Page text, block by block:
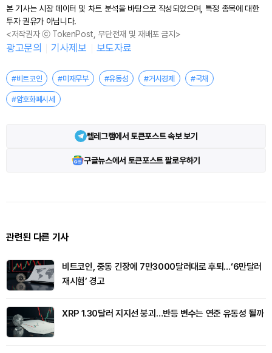
본 기사는 시장 데이터 및 차트 분석을 바탕으로 작성되었으며, 특정 종목에 대한
투자 권유가 아닙니다.
<저작권자 ⓒ TokenPost, 무단전재 및 재배포 금지>
광고문의 기사제보 보도자료
#비트코인 #미재무부 #유동성 #거시경제 #국채
#암호화폐시세
텔레그램에서 토큰포스트 속보 보기
구글뉴스에서 토큰포스트 팔로우하기
관련된 다른 기사
비트코인, 중동 긴장에 7만3000달러대로 후퇴…‘6만달러
재시험’ 경고
XRP 1.30달러 지지선 붕괴…반등 변수는 연준 유동성 될까